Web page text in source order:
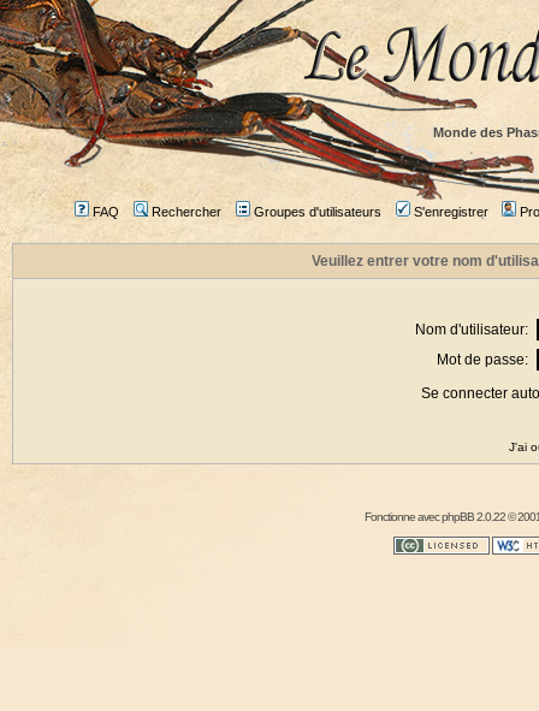
Monde des
FAQ Rechercher Groupes d'utilisateurs S'enregistrer
Veuillez entrer votre nom
Nom d'utilisateur:
Mot de passe:
Se connecter
J'ai
Fonctionne avecphpBB2.0.22 ©